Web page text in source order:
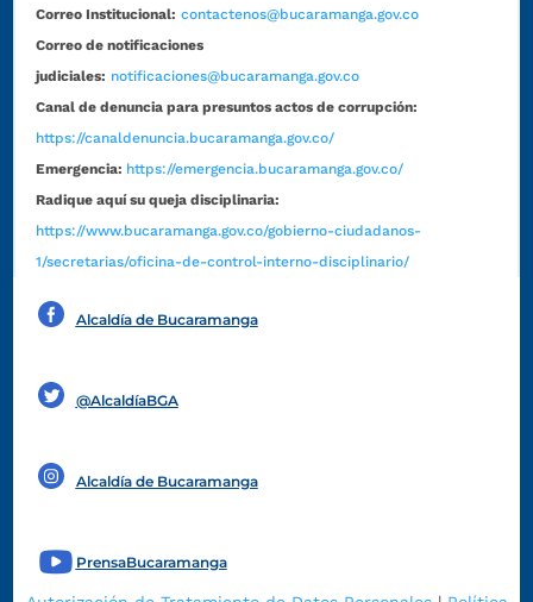
Correo Institucional: contactenos@bucaramanga.gov.co
Correo de notificaciones
judiciales: notificaciones@bucaramanga.gov.co
Canal de denuncia para presuntos actos de corrupción:
https://canaldenuncia.bucaramanga.gov.co/
Emergencia: https://emergencia.bucaramanga.gov.co/
Radique aquí su queja disciplinaria:
https://www.bucaramanga.gov.co/gobierno-ciudadanos-
1/secretarias/oficina-de-control-interno-disciplinario/
Alcaldía de Bucaramanga
@AlcaldíaBGA
Alcaldía de Bucaramanga
PrensaBucaramanga